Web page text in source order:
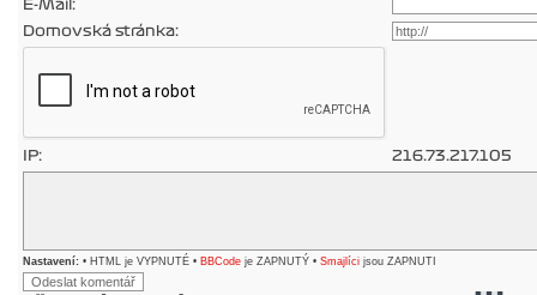
E-Mail:
Domovská stránka:
IP: 216.73.217.105
Nastavení: • HTML je VYPNUTÉ • BBCode je ZAPNUTÝ • Smajlíci jsou ZAPNUTI